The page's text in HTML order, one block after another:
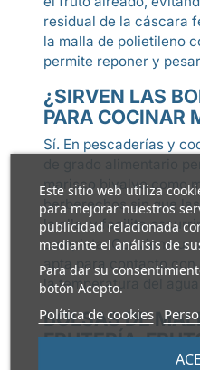
Este sitio web utiliza
para mejorar nuestros
publicidad relacionada
mediante el análisis de
Para dar su
botón Acepto.
Política de cookies
residual de la cáscara
la malla de polietileno
permite reponer y
¿SIRVEN LAS
PARA COCINAR
Sí. En pescaderías y
marisco bivalvo como
berberechos sin que
la olla, y facilita
completa. Conviene
apta para contacto con
la temperatura del agua
BOLSAS DE
FRUTERÍA,
MARISCO Y